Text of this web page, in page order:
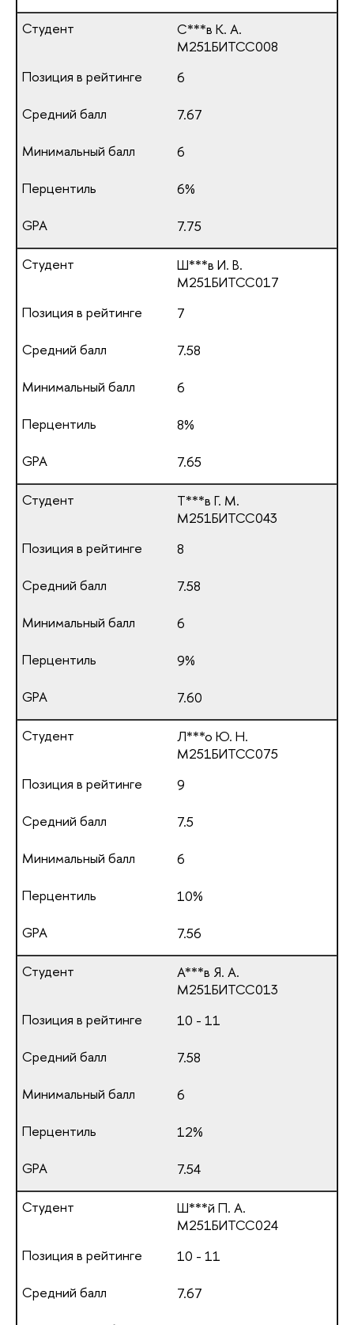
С***в К. А.
М251БИТСС008
6
7.67
6
6%
7.75
Ш***в И. В.
М251БИТСС017
7
7.58
6
8%
7.65
Т***в Г. М.
М251БИТСС043
8
7.58
6
9%
7.60
Л***о Ю. Н.
М251БИТСС075
9
7.5
6
10%
7.56
А***в Я. А.
М251БИТСС013
10 - 11
7.58
6
12%
7.54
Ш***й П. А.
М251БИТСС024
10 - 11
7.67